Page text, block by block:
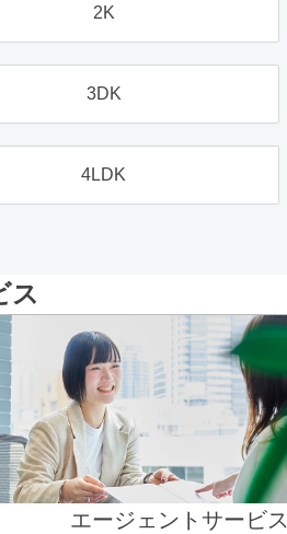
2K
3DK
4LDK
ス
エージェントサービス